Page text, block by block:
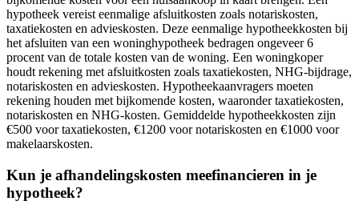
hypotheek vereist eenmalige afsluitkosten zoals notariskosten,
taxatiekosten en advieskosten. Deze eenmalige hypotheekkosten bij
het afsluiten van een woninghypotheek bedragen ongeveer 6
procent van de totale kosten van de woning. Een woningkoper
houdt rekening met afsluitkosten zoals taxatiekosten, NHG-bijdrage,
notariskosten en advieskosten. Hypotheekaanvragers moeten
rekening houden met bijkomende kosten, waaronder taxatiekosten,
notariskosten en NHG-kosten. Gemiddelde hypotheekkosten zijn
€500 voor taxatiekosten, €1200 voor notariskosten en €1000 voor
makelaarskosten.
Kun je afhandelingskosten meefinancieren in je
hypotheek?